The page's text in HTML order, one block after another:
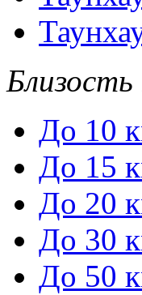
До 10
До 15
До 20
До 30
До 50